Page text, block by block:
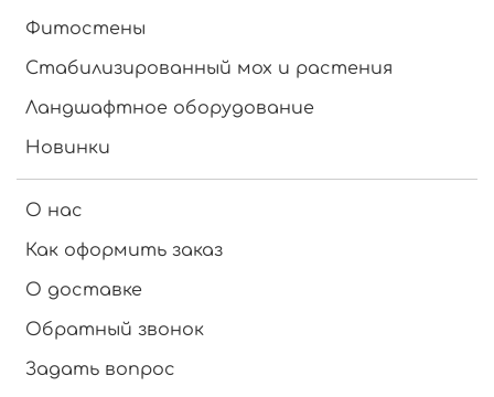
Фитостены
Стабилизированный мох и растения
Ландшафтное оборудование
Новинки
О нас
Как оформить заказ
О доставке
Обратный звонок
Задать вопрос